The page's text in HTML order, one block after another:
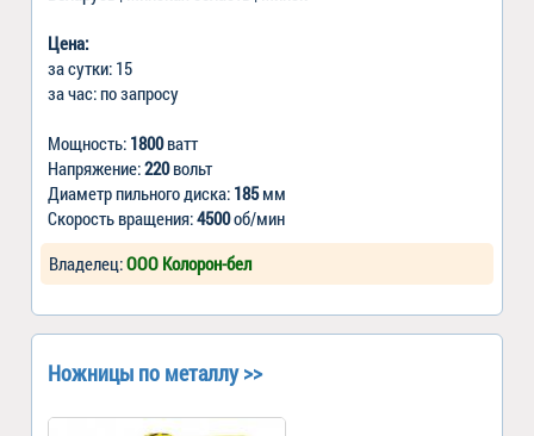
Цена:
за сутки: 15
за час: по запросу
Мощность: 1800ватт
Напряжение:220вольт
Диаметр пильного диска: 185мм
Скорость вращения:4500об/мин
Владелец:ООО Колорон-бел
Ножницы по металлу >>